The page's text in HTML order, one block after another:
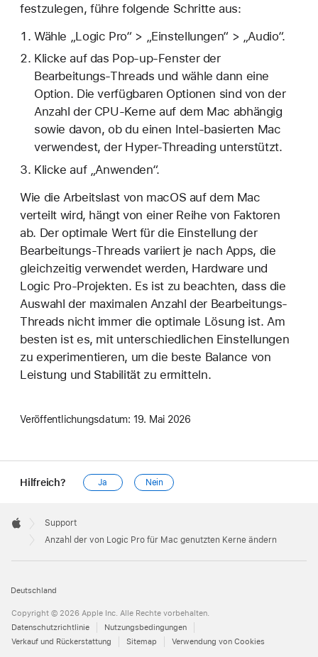
festzulegen, führe folgende Schritte aus:
Wähle „Logic Pro“ > „Einstellungen“ > „Audio“.
Klicke auf das Pop-up-Fenster der
Bearbeitungs-Threads und wähle dann eine
Option. Die verfügbaren Optionen sind von der
Anzahl der CPU-Kerne auf dem Mac abhängig
sowie davon, ob du einen Intel-basierten Mac
verwendest, der Hyper-Threading unterstützt.
Klicke auf „Anwenden“.
Wie die Arbeitslast von macOS auf dem Mac
verteilt wird, hängt von einer Reihe von Faktoren
ab. Der optimale Wert für die Einstellung der
Bearbeitungs-Threads variiert je nach Apps, die
gleichzeitig verwendet werden, Hardware und
Logic Pro-Projekten. Es ist zu beachten, dass die
Auswahl der maximalen Anzahl der Bearbeitungs-
Threads nicht immer die optimale Lösung ist. Am
besten ist es, mit unterschiedlichen Einstellungen
zu experimentieren, um die beste Balance von
Leistung und Stabilität zu ermitteln.
Veröffentlichungsdatum: 19. Mai 2026
Hilfreich? Ja Nein
Footer

Apple
Support
Anzahl der von Logic Pro für Mac genutzten Kerne ändern
Deutschland
Copyright © 2026 Apple Inc. Alle Rechte vorbehalten.
Datenschutzrichtlinie
Nutzungsbedingungen
Verkauf und Rückerstattung
Sitemap Verwendung von Cookies